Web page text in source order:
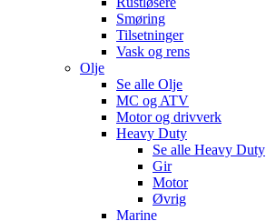
Smøring
Tilsetninger
Vask og rens
Olje
Se alle Olje
MC og ATV
Motor og drivverk
Heavy Duty
Se alle Heavy Duty
Gir
Motor
Øvrig
Marine